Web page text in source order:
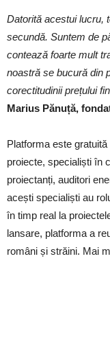
Datorită acestui lucru,
secundă. Suntem de
contează foarte mult
noastră se bucură din
corectitudinii prețului
Marius Pănuță,
Platforma este
proiecte, specialiști în
proiectanți, auditori
acești specialiști au
în timp real la
lansare, platforma a
români și străini. Mai